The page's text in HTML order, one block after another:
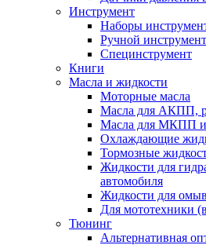
Инструмент
Наборы
Ручной инструмент
Специнструмент
Книги
Масла и жидкости
Моторные масла
Масла для АКПП,
Масла для МКПП и
Охлаждающие
Тормозные
Жидкости для
автомобиля
Жидкости для
Для мототехники
Тюнинг
Альтернативная